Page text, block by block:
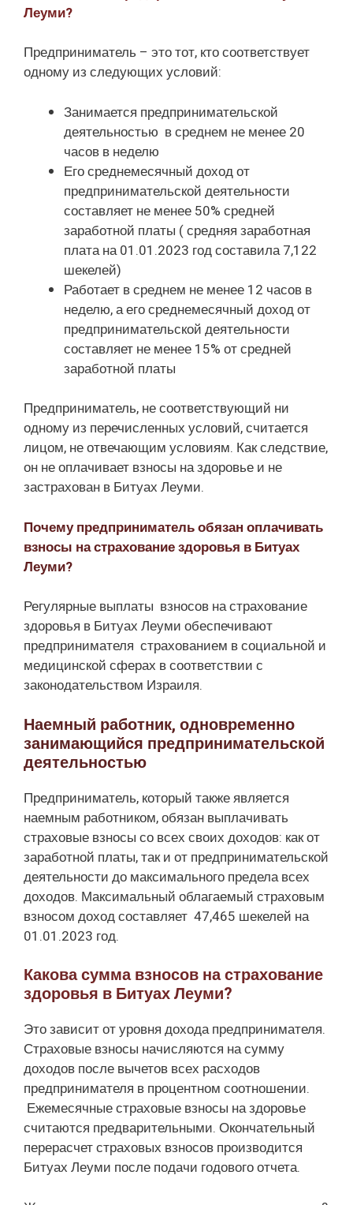
Леуми?
Предприниматель – это тот, кто соответствует
одному из следующих условий:
Занимается предпринимательской
деятельностью в среднем не менее 20
часов в неделю
Его среднемесячный доход от
предпринимательской деятельности
составляет не менее 50% средней
заработной платы ( средняя заработная
плата на 01.01.2023 год составила 7,122
шекелей)
Работает в среднем не менее 12 часов в
неделю, а его среднемесячный доход от
предпринимательской деятельности
составляет не менее 15% от средней
заработной платы
Предприниматель, не соответствующий ни
одному из перечисленных условий, считается
лицом, не отвечающим условиям. Как следствие,
он не оплачивает взносы на здоровье и не
застрахован в Битуах Леуми.
Почему предприниматель обязан оплачивать
взносы на страхование здоровья в Битуах
Леуми?
Регулярные выплаты взносов на страхование
здоровья в Битуах Леуми обеспечивают
предпринимателя страхованием в социальной и
медицинской сферах в соответствии с
законодательством Израиля.
Наемный работник, одновременно
занимающийся предпринимательской
деятельностью
Предприниматель, который также является
наемным работником, обязан выплачивать
страховые взносы со всех своих доходов: как от
заработной платы, так и от предпринимательской
деятельности до максимального предела всех
доходов. Максимальный облагаемый страховым
взносом доход составляет 47,465 шекелей на
01.01.2023 год.
Какова сумма взносов на страхование
здоровья в Битуах Леуми?
Это зависит от уровня дохода предпринимателя.
Страховые взносы начисляются на сумму
доходов после вычетов всех расходов
предпринимателя в процентном соотношении.
Ежемесячные страховые взносы на здоровье
считаются предварительными. Окончательный
перерасчет страховых взносов производится
Битуах Леуми после подачи годового отчета.